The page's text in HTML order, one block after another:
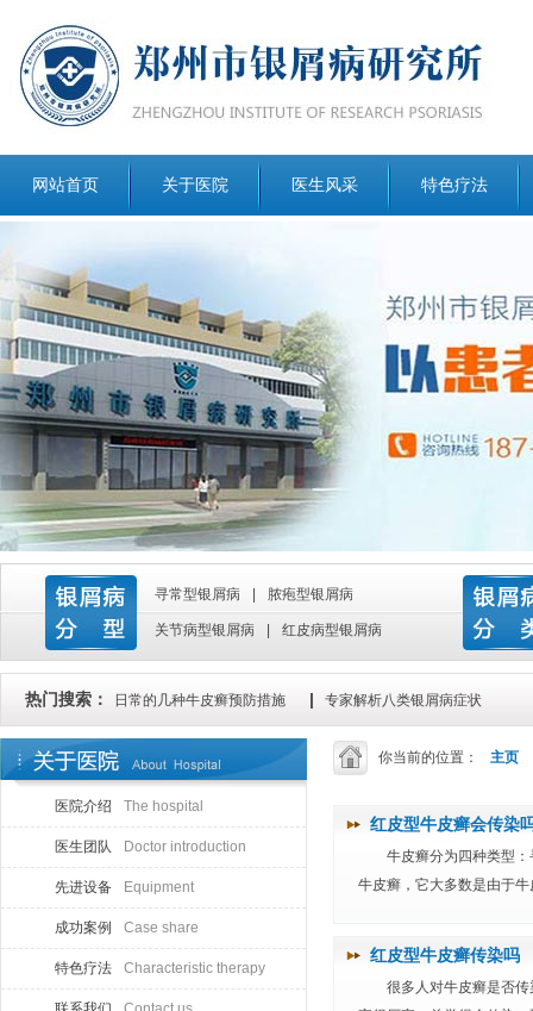
网站首页 关于医院 医生风采 特色疗法
寻常型银屑病 脓疱型银屑病
关节病型银屑病 红皮病型银屑病
热门搜索： 日常的几种牛皮癣预防措施 | 专家解析八类银屑病症状
医院介绍 The hospital
医生团队 Doctor introduction
先进设备 Equipment
成功案例 Case share
特色疗法 Characteristic therapy
你当前的位置： 主页
红皮型牛皮癣会传染
牛皮癣分为四种类型
牛皮癣，它大多数是由于
红皮型牛皮癣传染吗
很多人对牛皮癣是否